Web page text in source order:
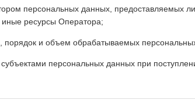
персональных данных, предоставляемых
ресурсы Оператора;
порядок и объем обрабатываемых
персональных данных при